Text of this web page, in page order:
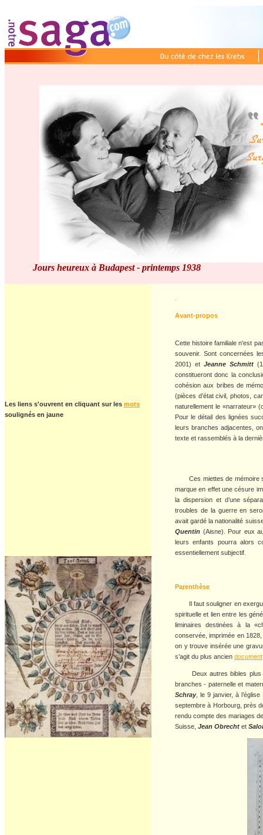
Jours heureux à Budapest - printemps 1938
Les liens s'ouvrent en cliquant sur les mots
soulignés en jaune
Avant-propos
Cette histoire familiale n'est
souvenir. Sont concernées
2001) etJeanne Schmitt
constitueront donc la
cohésion aux bribes de
(pièces d’état civil, photos,
naturellement le «narrateur»
Pour ledétail des lignées
leurs branches adjacentes,
texte et rassemblés à la
Ces miettes de mémoire
marque en effet une césure
la dispersion et d’une
troubles de la guerre en
avait gardé la nationalité
Quentin (Aisne). Pour eux
leurs enfants pourra alors
essentiellement subjectif.
Parenthèse
Il faut souligner en
spirituelle et lien entre les
liminaires destinées à la
conservée, imprimée en
on y trouve insérée une
s’agit du plus ancien document
Deux autres bibles plus
branches - paternelle et
Schray, le 9 janvier, à
septembre à Horbourg, près
rendu compte des mariages
Suisse, Jean Obrecht et